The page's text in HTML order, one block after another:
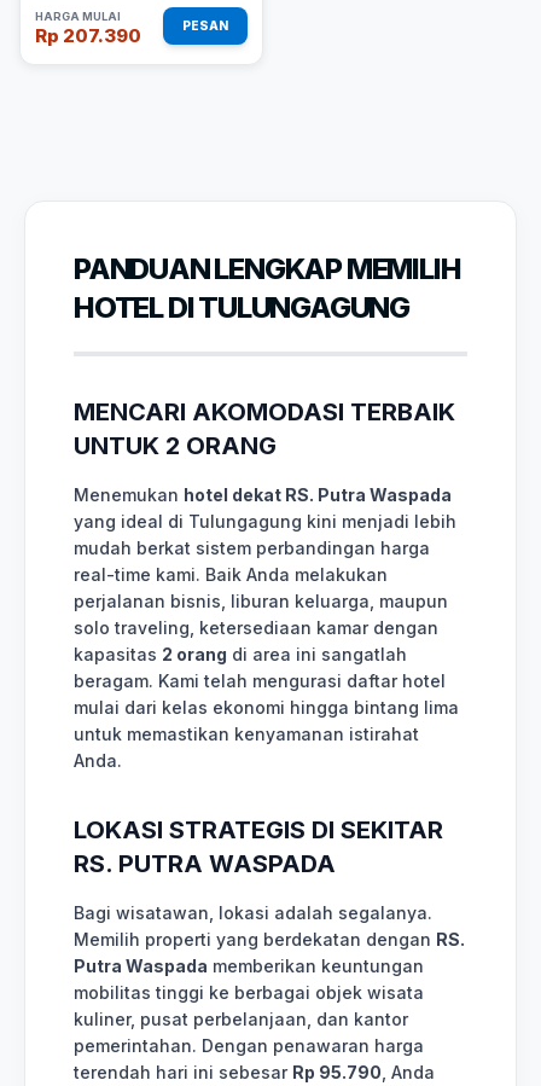
HARGA MULAI
Rp 207.390 PESAN
PANDUAN LENGKAP MEMILIH
HOTEL DI TULUNGAGUNG
MENCARI AKOMODASI TERBAIK
UNTUK 2 ORANG
Menemukan hotel dekat RS. Putra Waspada
yang ideal di Tulungagung kini menjadi lebih
mudah berkat sistem perbandingan harga
real-time kami. Baik Anda melakukan
perjalanan bisnis, liburan keluarga, maupun
solo traveling, ketersediaan kamar dengan
kapasitas 2 orang di area ini sangatlah
beragam. Kami telah mengurasi daftar hotel
mulai dari kelas ekonomi hingga bintang lima
untuk memastikan kenyamanan istirahat
Anda.
LOKASI STRATEGIS DI SEKITAR
RS. PUTRA WASPADA
Bagi wisatawan, lokasi adalah segalanya.
Memilih properti yang berdekatan dengan RS.
Putra Waspada memberikan keuntungan
mobilitas tinggi ke berbagai objek wisata
kuliner, pusat perbelanjaan, dan kantor
pemerintahan. Dengan penawaran harga
terendah hari ini sebesar Rp 95.790 , Anda